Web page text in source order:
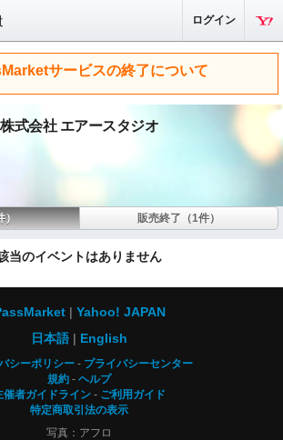
ログイン
サービスの終了について
株式会社 エアースタジオ
） 販売終了（1件）
当のイベントはありません
Yahoo! JAPAN
日本語
English
シーポリシー
プライバシーセンター
規約
ヘルプ
催者ガイドライン
ご利用ガイド
特定商取引法の表示
写真：アフロ